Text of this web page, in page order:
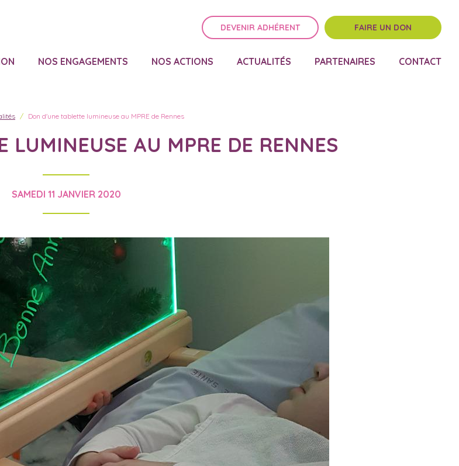
DEVENIR ADHÉRENT FAIRE UN DON
NOS ENGAGEMENTS NOS ACTIONS ACTUALITÉS PARTENAIRES CONTACT
Don d'une tablette lumineuse au MPRE de Rennes
LUMINEUSE AU MPRE DE RENNES
SAMEDI 11 JANVIER 2020